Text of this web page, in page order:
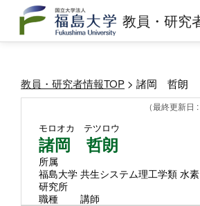
教員・研究
教員・研究者情報TOP > 諸岡 哲朗
（最終更新日
モロオカ テツロウ
諸岡 哲朗
所属
福島大学 共生システム理工学類 ⽔
研究所
職種
講師